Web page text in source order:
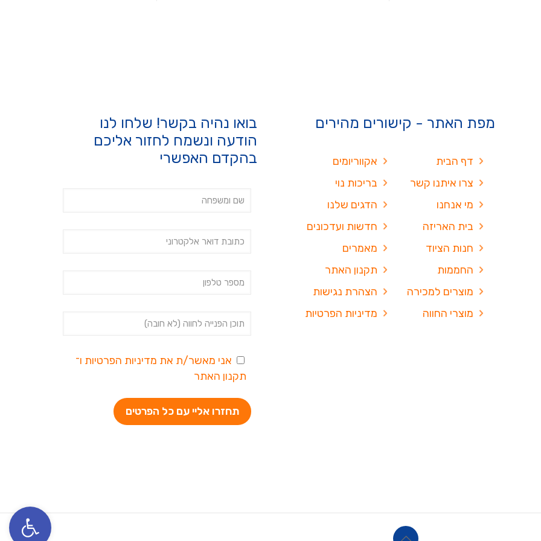
פתח סרגל
מפת האתר - קישורים מהירים
אקווריומים
בריכות נוי
הדגים שלנו
חדשות ועדכונים
מאמרים
תקנון האתר
הצהרת נגישות
מדיניות הפרטיות
דף הבית
צרו איתנו קשר
מי אנחנו
בית האריזה
חנות הציוד
החממות
מוצרים למכירה
מוצרי החווה
בואו נהיה בקשר! שלחו לנו
הודעה ונשמח לחזור אליכם
בהקדם האפשרי
אני מאשר/ת את מדיניות הפרטיות ו־
תקנון האתר